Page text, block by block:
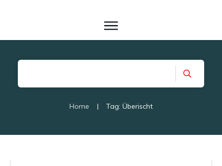
Home | Tag: Überischt